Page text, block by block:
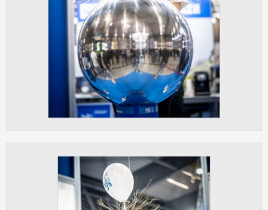
ANALYTICKÉ
Slouží pro získávání anonymizovaných
statistických údajů, které nám pomáhají
vylepšovat naše aplikace. Zpravidla jde o
cookies systémů třetích stran, které k
těmto účelům využíváme.
MARKETINGOVÉ
správných nabídek a cílení obsahu podle
Vašich preferencí. Zpravidla jde o
cookies systémů třetích stran, které nám
s analýzou uživatelského chování